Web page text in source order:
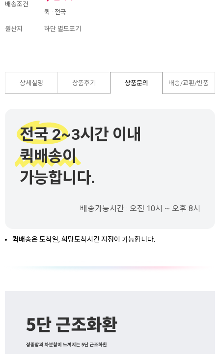
배송조건
퀵 : 전국
원산지 하단 별도표기
상세설명 상품후기 상품문의 배송/교환/반품
전국 2~3시간 이내
퀵배송이
가능합니다.
배송가능시간 : 오전 10시 ~ 오후 8시
퀵배송은 도착일, 희망도착시간 지정이 가능합니다.